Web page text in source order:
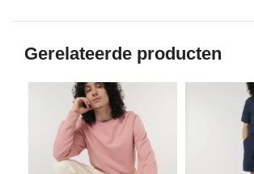
Gerelateerde producten